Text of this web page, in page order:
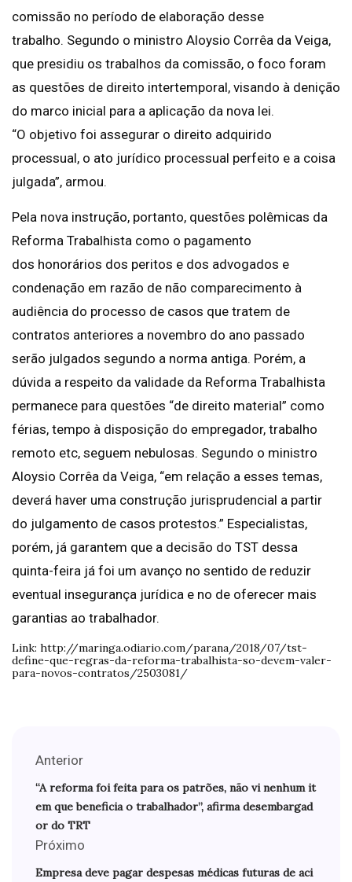
comissão no período de elaboração desse
trabalho. Segundo o ministro Aloysio Corrêa da Veiga,
que presidiu os trabalhos da comissão, o foco foram
as questões de direito intertemporal, visando à denição
do marco inicial para a aplicação da nova lei.
“O objetivo foi assegurar o direito adquirido
processual, o ato jurídico processual perfeito e a coisa
julgada”, armou.
Pela nova instrução, portanto, questões polêmicas da
Reforma Trabalhista como o pagamento
dos honorários dos peritos e dos advogados e
condenação em razão de não comparecimento à
audiência do processo de casos que tratem de
contratos anteriores a novembro do ano passado
serão julgados segundo a norma antiga. Porém, a
dúvida a respeito da validade da Reforma Trabalhista
permanece para questões “de direito material” como
férias, tempo à disposição do empregador, trabalho
remoto etc, seguem nebulosas. Segundo o ministro
Aloysio Corrêa da Veiga, “em relação a esses temas,
deverá haver uma construção jurisprudencial a partir
do julgamento de casos protestos.” Especialistas,
porém, já garantem que a decisão do TST dessa
quinta-feira já foi um avanço no sentido de reduzir
eventual insegurança jurídica e no de oferecer mais
garantias ao trabalhador.
Link: http://maringa.odiario.com/parana/2018/07/tst-
define-que-regras-da-reforma-trabalhista-so-devem-valer-
para-novos-contratos/2503081/
Anterior
“A reforma foi feita para os patrões, não vi nenhum it
em que beneficia o trabalhador”, afirma desembargad
or do TRT
Próximo
Empresa deve pagar despesas médicas futuras de aci